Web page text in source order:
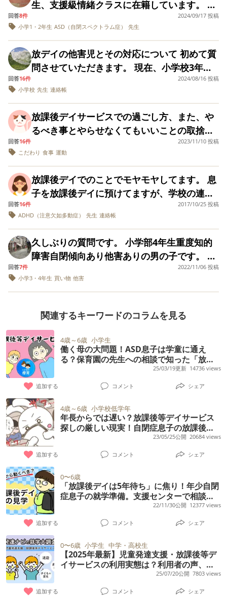
いろな体験をさせてあげることが大事みたい
なことを強く言われて、そんなに勉強させて
いるつもりもないし、勉強に関して長男自身
嫌がってもいないのにまるでこちらのことを
分かっているかのように言われたことにとて
もショックでした。 どこの放課後等デイサー
ビスも同じような感じでしたら、発達障害で
も見ていただけるような塾や家庭教師にお願
いした方がいいのかなと思っています。
けたら嬉しいです。 親子で決めた事として
は、 デイは当面休むこと、 休み明け行政の福
祉サービス苦情窓口に申し立てすることで
す。
があり、介護用の脳トレを行わせていた ・軽
度知的障害のある中高生と、通級に通う小学
生(全学年)が、同じ部屋で同じカリキュラム
を一緒に受ける ・「学童と療育の間」「学校
と家以外の第三の居場所」と紹介された。 ・
事実、学童に馴染めない子が来ることも多い
とのこと 特に気になったのは、①スタッフの
空気感、②多様な年代の子供に対するサポー
トです。 ・子供の目の高さまで顔を下げたり
はなく、我が子へ語りかけるスタッフもほぼ
なし。寄り添う印象が薄かった。 ・子供の自
る空気がなかった。 ・人数の少ない学童とい
う空気。指導員自身が楽しそうではないし、
素人の親でさえ療育に知識がない印象を受け
る。 私は、例え専門知識がなくとも、子供1
人1人を理解し寄り添う心があるスタッフの方
がありがたいと思っていました。 今入らない
と今後なかなか入れない、入ったら子供を褒
めまくりますよ！と言われたのも引っかかり
ます。 子供を褒めて自己肯定感を高めて貰い
のは違うと思います。 こういった端々が気に
現状空きがなく、ここに通わせるか、放課後
デイサービスは諦めるかという状況です。
なかったのは 凄くわかるし落ち着いてから、
クールダウン室へ連れていき、Aくんに辞め
ちゃったことを伝えました。でも、自分の体
親がむかえにきたので終わったのですが。 ス
タッフと今後どうしていこう…となりまし
た。 もう辞めた分際なので何度も呼び出され
るのは苦ですし…でもAくんも心配だしで、す
ごく複雑な感情になっています。 皆さんなら
どうしますか？？
ません。 上限管理事務所に質問しようとは思
っていますが送迎時に特に何も言わずに渡さ
問への回答がトンチンカンなことが多く
て、、 数箇所放デイを利用している方はどの
ようにお金のやり取りをしているのか教えて
学会に行ったことのある方などでこんなこと
聞くといいよ～、見てくるといいよ～などア
ドバイスいただけたら嬉しいです！ ちなみに
主人と2人で行きます。 夏休みに入ってから
は、今度は息子も連れた体験学習会があり、
生、支援級情緒クラスに在籍しています。 放
課後デイサービスを探していて先日見学に行
きました。 お話しを聞いてみるとカリキュラ
も楽しんでいました。 ひとつ気になったのが
そこには支援学校のお子さん達しかいなかっ
たことです。 みなさんは放課後デイを探すま
たは利用する際は支援学校、支援級の子たち
の割合や特性の違い等も決める際の基準にし
ていますか？ また実際通ってみて良かった点
悪かった点などあれば教えていただきたいで
す。 長々とすみません、よろしくお願いしま
す。
回答8件
2024/09/17 投稿
小学1・2年生 ASD（自閉スペクトラム症） 先生
放デイの他害児とその対応について 初めて質
問させていただきます。 現在、小学校3年生
の娘(ADHD+ASD)と1年生の息子(軽度知的障
害+ASD)がおり、同じ放デイに通っていま
てくる男の子がいて、その子がいるから行き
たくないと言う日もあります。 1週間前、放
デイには「うちの子たちにも問題があるの
か、あればこちらから何か声かけすべきか」
と相談しましたが、「一方的なこともあるし
双方悪いこともありますので見守ってほし
い」と言われました。 そして今日、先生に
「他害する理由を書いた紙が連絡帳に入って
いますので見てください」と言われたので確
認すると、他害児が子どもたちに宛てた手紙
が入っていました。 息子宛てのものには「近
づくだけで怖がるな。ｺﾛすぞ。シね。」 娘宛
只々、恐怖でしかありませんでした。 子ども
たちは、仲がいい子もいるので放デイを辞め
たくないそうです(そもそも田舎なので放デイ
自体が少なく、空きがありません)。 夫は激
怒していて、月曜日役所に相談すると言って
いますが、役所に言ったら居づらくなる気が
します。 だからといって、他害児にこれ以上
お腹を殴られたり背中を蹴られたりするの
は、仕方ないとは思えません。 どうすれば円
満に解決するでしょうか。 よろしくお願いい
たします。
回答16件
2024/08/16 投稿
小学校 先生 連絡帳
放課後デイサービスでの過ごし方、また、や
るべき事とやらせなくてもいいことの取捨選
歳、小学一年生です。 知的障害を伴わない自
さ、あらゆる事に置いてかなり不安が強く出
る傾向があります。 運動、勉強、食事、色ん
なことに苦手が多すぎて毎日が躓きの連続で
す。HSP気質もあり、少しでも嫌なことがあ
ると、なかなか眠れなくなったり、ずっとそ
の事を口にして落ち込むようなタイプです。
また、何かを咎めなければならない時、優し
い口調で諭しても自分が否定されたと思いす
ぐに涙するような繊細な性格です。 そんな息
子の苦手のひとつに、図画工作があります。
絵を描いたり、折り紙をおったり、とにかく
図工作業のようなものが苦手で嫌います。 理
由は本人曰く、上手く出来ないから、他の人
と比べられたくないから、だそうです。 学校
での図画工作の時間は何とか乗り切れるよう
ですが、デイサービスでの工作の時間は本当
に苦痛なようで工作がある日の前日は眠れな
くなってしまいます。 その事で先日、デイサ
ービスの先生から電話がありました。息子が
絵を描いたりする作業の時に「やりたくな
い」「嫌だ」と文句が多いという内容でし
た。元々、語彙力が5歳児程度しかない息子な
ので拒否する言葉も乏しく、それを文句だと
捉えられてしまったようです。 そこでデイサ
ービスの先生から デイサービスでは、やりた
くないこともやらなきゃいけないということ
を話してくれと言われました。他の子はすん
なりやってくれるから助かる、という話も聞
きました。 しかし、私としては「やりたくな
いこともやらなきゃいけないんだよ」という
言い方では本人に伝わらないのではないかと
回答16件
2023/11/10 投稿
こだわり 食事 運動
放課後デイでのことでモヤモヤしてます。 息
子を放課後デイに預けてますが、学校の連絡
帳を勝手に見ているようで、ちょっと不信感
を抱いてます。 見られて困ることは書いてま
私より先に読んでいる状態なので、なんだか
イヤな気持ちになっています。 放課後デイへ
との連絡帳は別にあるので、そっちだけを見
て欲しいなぁというのが本音です。 皆さんだ
持ち伝えたほうがいいでしょうか？
回答16件
2017/10/25 投稿
ADHD（注意欠如多動症）
先生 連絡帳
久しぶりの質問です。 小学部4年生重度知的
障害自閉傾向あり他害ありの男の子です。 以
前の質問でアドバイス返信ありがとうござい
ました。 今は新しいデイだけを利用するよう
ていただいていて今のとこは通えてます。 学
校も気分次第で機嫌良かったり悪かったりし
ながら毎日通えてます。 今回の質問は。。 自
転車の後ろに乗るのが好きで歩いて散歩嫌が
ります。 今は全て自転車になってます。 もう
4年生になり体も大きくなってきたので歩いて
どこにでも行けるようにしたく。。 今は日曜
に散歩を練習してますが。。 一回目は散歩出
来ました。 2回目は公園でお茶してから滑り
台で遊んでいた時に小さいお子さんが子供と
遊びたかったみたいで近付いてくれましたが
子供が嫌がり手が出そうだったので止めて公
園出ました。 帰りちょっとイライラな感じで
たまに手が出そうになりながら帰りました。
3回目以降からは自転車乗れないなら嫌がりイ
ヤイヤと言いながら手が出ます。 手が出だし
たら歩いていて危ないので帰る状態になりま
す。 自転車ではなく歩いてバス停までや買い
物や散歩が出来るようにしたいです。 いい方
法があれば。。 よろしくお願いします。
回答7件
2022/11/06 投稿
小学3・4年生 買い物 他害
関連するキーワードのコラムを見る
4歳～6歳 小学生
働く母の大問題！ASD息子は学童に通え
る？保育園の先生への相談で知った「放課
後等デイサービス」という選択肢。6年間通
わせた今、思うこと
25/03/19更新 14736 views
追加する コメント シェア
4歳～6歳 小学校低学年
年長からでは遅い？放課後等デイサービス
探しの厳しい現実！自閉症息子の放課後の
23/05/25公開 20684 views
追加する コメント シェア
0〜6歳
「放課後デイは5年待ち」に焦り！年少自閉
症息子の就学準備。支援センターで相談を
22/11/30公開 12377 views
追加する コメント シェア
0〜6歳 小学生 中学・高校生
【2025年最新】児童発達支援・放課後等デ
イサービスの利用実態は？利用者の声、専
門家QAも【発達ナビ大調査】25/07/20公開 7803 views
追加する コメント シェア